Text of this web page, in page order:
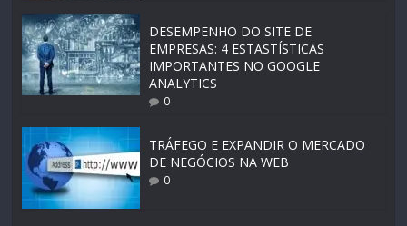
DESEMPENHO DO SITE DE
EMPRESAS: 4 ESTASTÍSTICAS
IMPORTANTES NO GOOGLE
ANALYTICS
0
TRÁFEGO E EXPANDIR O MERCADO
DE NEGÓCIOS NA WEB
0